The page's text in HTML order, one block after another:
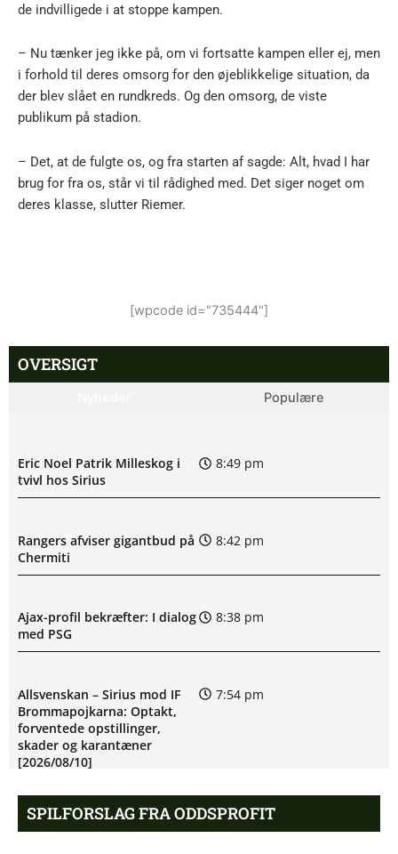
de indvilligede i at stoppe kampen.
– Nu tænker jeg ikke på, om vi fortsatte kampen eller ej, men
i forhold til deres omsorg for den øjeblikkelige situation, da
der blev slået en rundkreds. Og den omsorg, de viste
publikum på stadion.
– Det, at de fulgte os, og fra starten af sagde: Alt, hvad I har
brug for fra os, står vi til rådighed med. Det siger noget om
deres klasse, slutter Riemer.
[wpcode id="735444"]
OVERSIGT
Populære
Eric Noel Patrik Milleskog i
tvivl hos Sirius
8:49 pm
Rangers afviser gigantbud på
Chermiti
8:42 pm
Ajax-profil bekræfter: I dialog
med PSG
8:38 pm
Allsvenskan – Sirius mod IF
Brommapojkarna: Optakt,
forventede opstillinger,
skader og karantæner
[2026/08/10]
7:54 pm
Mats Møller Dæhli i tvivl hos
7:50 pm
SPILFORSLAG FRA ODDSPROFIT